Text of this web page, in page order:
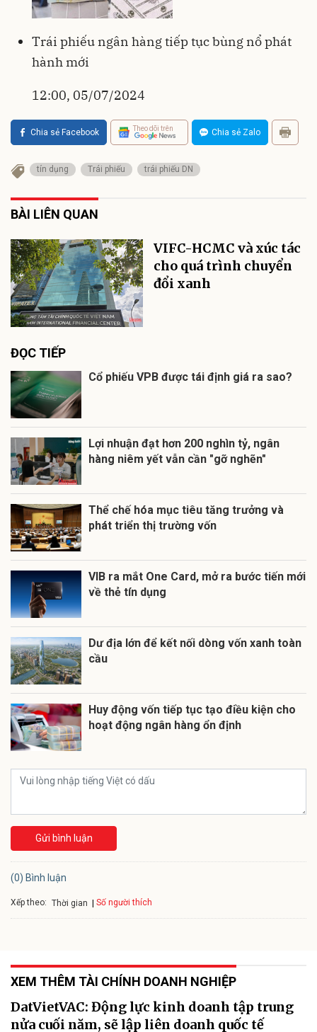
Trái phiếu ngân hàng tiếp tục bùng nổ phát
hành mới
12:00, 05/07/2024
Chia sẻ Facebook Theo dõi trên Chia sẻ Zalo
tín dụng Trái phiếu trái phiếu DN
BÀI LIÊN QUAN
VIFC-HCMC và xúc tác
cho quá trình chuyển
đổi xanh
ĐỌC TIẾP
Cổ phiếu VPB được tái định giá ra sao?
Lợi nhuận đạt hơn 200 nghìn tỷ, ngân
hàng niêm yết vẫn cần "gỡ nghẽn"
Thể chế hóa mục tiêu tăng trưởng và
phát triển thị trường vốn
VIB ra mắt One Card, mở ra bước tiến mới
về thẻ tín dụng
Dư địa lớn để kết nối dòng vốn xanh toàn
cầu
Huy động vốn tiếp tục tạo điều kiện cho
hoạt động ngân hàng ổn định
Gửi bình luận
(0) Bình luận
Xếp theo: Thời gian Số người thích
XEM THÊM TÀI CHÍNH DOANH NGHIỆP
DatVietVAC: Động lực kinh doanh tập trung
nửa cuối năm, sẽ lập liên doanh quốc tế